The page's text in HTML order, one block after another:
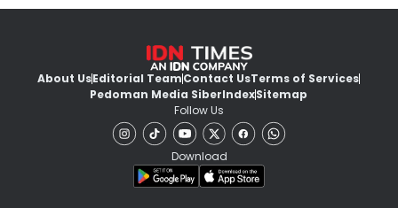
About UsEditorial TeamContact UsTerms of Services
Pedoman Media SiberIndexSitemap
Follow Us
Download